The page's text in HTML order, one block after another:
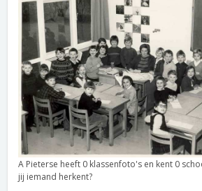
A Pieterse heeft 0 klassenfoto's en kent 0
jij iemand herkent?